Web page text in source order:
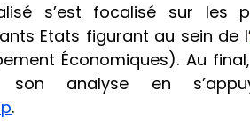
s’est focalisé sur
les
Etats figurant au sein de
Économiques). Au
son analyse en
.